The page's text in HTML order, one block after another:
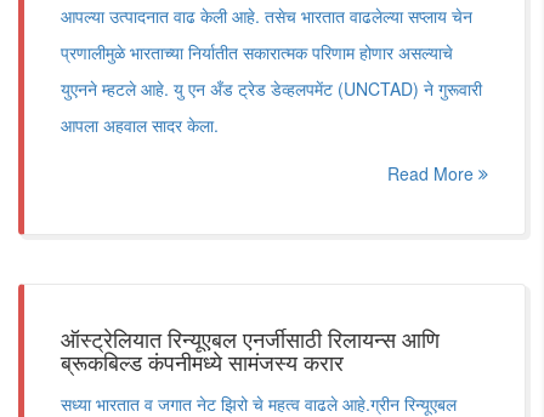
आपल्या उत्पादनात वाढ केली आहे. तसेच भारतात वाढलेल्या सप्लाय चेन
प्रणालीमुळे भारताच्या निर्यातीत सकारात्मक परिणाम होणार असल्याचे
युएनने म्हटले आहे. यु एन अँड ट्रेड डेव्हलपमेंट (UNCTAD) ने गुरूवारी
आपला अहवाल सादर केला.
Read More
ऑस्ट्रेलियात रिन्यूएबल एनर्जीसाठी रिलायन्स आणि
ब्रूकबिल्ड कंपनीमध्ये सामंजस्य करार
सध्या भारतात व जगात नेट झिरो चे महत्व वाढले आहे.ग्रीन रिन्यूएबल